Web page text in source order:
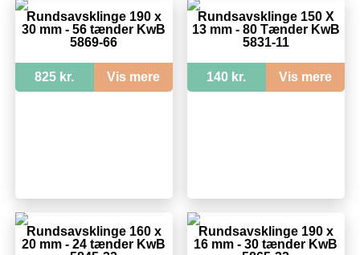
Rundsavsklinge 190 x
30 mm - 56 tænder KwB
5869-66
825 kr. Vis mere
Rundsavsklinge 150 X
13 mm - 80 Tænder KwB
5831-11
140 kr. Vis mere
Rundsavsklinge 160 x
20 mm - 24 tænder KwB
Rundsavsklinge 190 x
16 mm - 30 tænder KwB